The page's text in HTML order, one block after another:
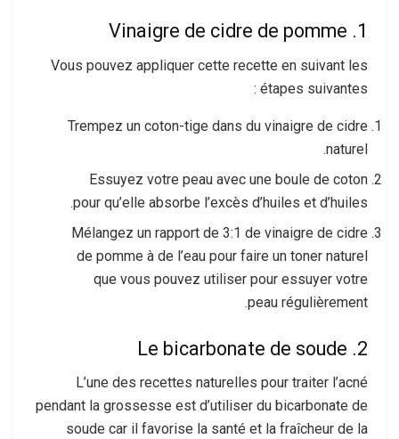
1. Vinaigre de cidre de pomme
Vous pouvez appliquer cette recette en suivant les
étapes suivantes :
Trempez un coton-tige dans du vinaigre de cidre
naturel.
Essuyez votre peau avec une boule de coton
pour qu’elle absorbe l’excès d’huiles et d’huiles.
Mélangez un rapport de 3:1 de vinaigre de cidre
de pomme à de l’eau pour faire un toner naturel
que vous pouvez utiliser pour essuyer votre
peau régulièrement.
2. Le bicarbonate de soude
L’une des recettes naturelles pour traiter l’acné
pendant la grossesse est d’utiliser du bicarbonate de
soude car il favorise la santé et la fraîcheur de la